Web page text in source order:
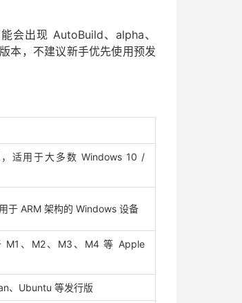
会出现 AutoBuild、alpha、
本，不建议新手优先使用预发
，适用于大多数 Windows 10 /
于 ARM 架构的 Windows 设备
M1、M2、M3、M4 等 Apple
、Ubuntu 等发行版